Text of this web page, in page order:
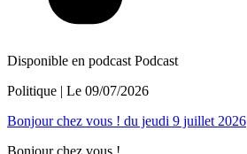
Disponible en podcast Podcast
Politique | Le 09/07/2026
Bonjour chez vous ! du jeudi 9 juillet 2026
Bonjour chez vous !